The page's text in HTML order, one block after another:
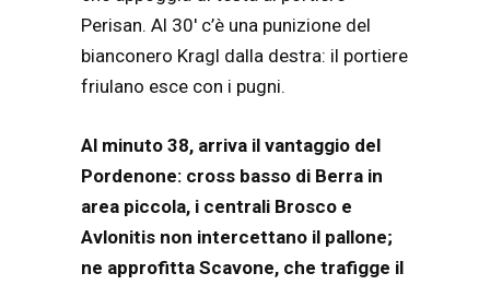
Perisan. Al 30′ c’è una punizione del
bianconero Kragl dalla destra: il portiere
friulano esce con i pugni.
Al minuto 38, arriva il vantaggio del
Pordenone: cross basso di Berra in
area piccola, i centrali Brosco e
Avlonitis non intercettano il pallone;
ne approfitta Scavone, che trafigge il